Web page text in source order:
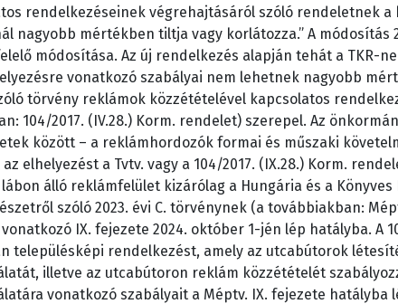
rendelkezéseinek végrehajtásáról szóló rendeletnek
nagyobb mértékben tiltja vagy korlátozza.” A
módosítása. Az új rendelkezés alapján tehát a TKR-
vonatkozó szabályai nem lehetnek nagyobb
törvény reklámok közzétételével kapcsolatos
104/2017. (IV.28.) Korm. rendelet) szerepel. Az
között – a reklámhordozók formai és műszaki
elhelyezést a Tvtv. vagy a 104/2017. (IX.28.) Korm.
álló reklámfelület kizárólag a Hungária és a
szóló 2023. évi C. törvénynek (a továbbiakban:
IX. fejezete 2024. október 1-jén lép hatályba. A
településképi rendelkezést, amely az utcabútorok
illetve az utcabútoron reklám közzétételét
vonatkozó szabályait a Méptv. IX. fejezete hatályba